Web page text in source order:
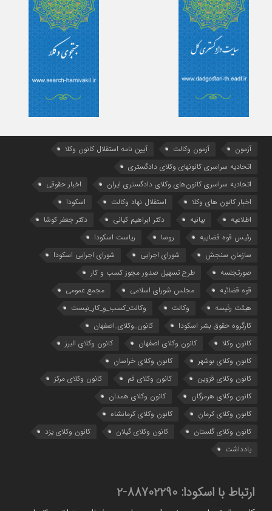
آزمون آزمون وکالت
آیین ‌نامه استقلال کانون وکلا
اتحادیه سراسری کانونهای وکلای دادگستری
اتحادیه سراسری کانون‌های وکلای دادگستری ایران
اخبار حقوقی
اخبار کانون های وکلا
استقلال نهاد وکالت
اسکودا
اطلاعیه
بیانیه دکتر ابراهیم کیانی
دکتر جعفر کوشا
رئیس قوه قضاییه
روسا
ریاست اسکودا
سازمان سنجش
شورای اجرایی
شورای اجرایی اسکودا
صورتجلسه
طرح تسهیل صدور مجوز کسب و کار
قوه قضائیه
مجلس شورای اسلامی
مجمع عمومی
هیئت رئیسه
وکالت
وکالت_کسب_و_کار_نیست
کارگروه حقوق بشر اسکودا
کانون_وکلای_اصفهان
کانون وکلا
کانون وکلای اصفهان
کانون وکلای البرز
کانون وکلای بوشهر
کانون وکلای خراسان
کانون وکلای قزوین
کانون وکلای قم
کانون وکلای مرکز
کانون وکلای هرمزگان
کانون وکلای همدان
کانون وکلای کرمان
کانون وکلای کرمانشاه
کانون وکلای گلستان
کانون وکلای گیلان
کانون وکلای یزد
یادداشت
ارتباط با اسکودا: 88702290-2